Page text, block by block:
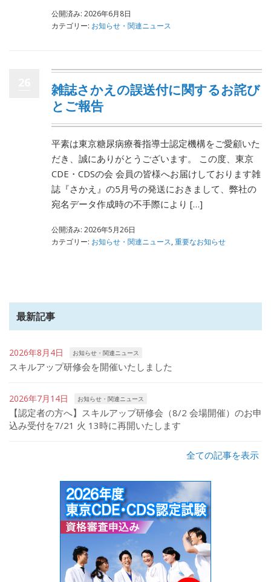
公開済み: 2026年6月8日
カテゴリー: お知らせ・関連ニュース
雑誌さかえの誤送付に関するお詫び
とご報告
平素は東京糖尿病療養指導士認定機構をご愛顧いた
だき、誠にありがとうございます。 この度、東京
CDE・CDSの会 会員の皆様へお届けしております雑
誌『さかえ』の5月号の発送におきまして、弊社の
宛名データ作成時の不手際により […]
公開済み: 2026年5月26日
カテゴリー: お知らせ・関連ニュース, 重要なお知らせ
最新記事
2026年8月4日 お知らせ・関連ニュース
スキルアップ研修会を開催いたしました
2026年7月14日 お知らせ・関連ニュース
【認定者の方へ】スキルアップ研修会（8/2 会場開催）のお申
込み受付を7/21 火 13時に再開いたします
全ての記事を表示